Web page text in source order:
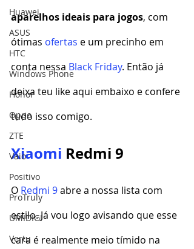
Huawei
ASUS
HTC
Windows Phone
Honor
Oppo
ZTE
Vaio
Positivo
ProTruly
UMIDIGI
Vertu
aparelhos ideais para jogos, com
ótimas ofertas e um precinho em
conta nessa Black Friday. Então já
deixa teu like aqui embaixo e confere
tudo isso comigo.
Xiaomi Redmi 9
O Redmi 9 abre a nossa lista com
estilo. Já vou logo avisando que esse
cara é realmente meio tímido na